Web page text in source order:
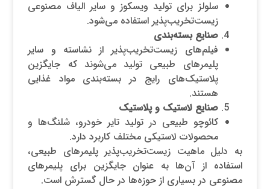
سلولز برای تولید ویسکوز و سایر الیاف مصنوعی
زیست‌تخریب‌پذیر استفاده می‌شود.
صنایع بسته‌بندی
فیلم‌های زیست‌تخریب‌پذیر از نشاسته و سایر
پلیمرهای طبیعی تولید می‌شوند که جایگزین
پلاستیک‌های رایج در بسته‌بندی مواد غذایی
هستند.
صنایع لاستیک و پلاستیک
کائوچو طبیعی در تولید تایر خودرو، شلنگ‌ها و
محصولات لاستیکی مختلف کاربرد دارد.
به دلیل ماهیت زیست‌تخریب‌پذیر پلیمرهای طبیعی،
استفاده از آن‌ها به عنوان جایگزین برای پلیمرهای
مصنوعی در بسیاری از حوزه‌ها در حال گسترش است.